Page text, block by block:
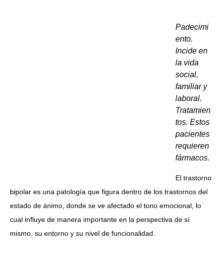
Padecimi
ento.
Incide en
la vida
social,
familiar y
laboral.
Tratamien
tos. Estos
pacientes
requieren
fármacos.
El trastorno
bipolar es una patología que figura dentro de los trastornos del
estado de ánimo, donde se ve afectado el tono emocional, lo
cual influye de manera importante en la perspectiva de sí
mismo, su entorno y su nivel de funcionalidad.